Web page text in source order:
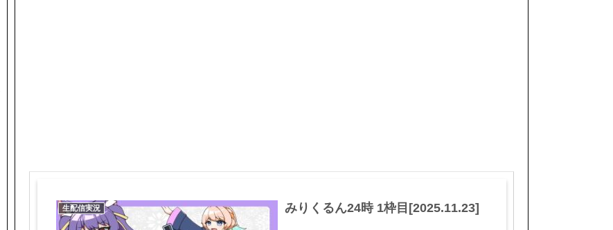
生配信実況 みりくるん24時 1枠目[2025.11.23]